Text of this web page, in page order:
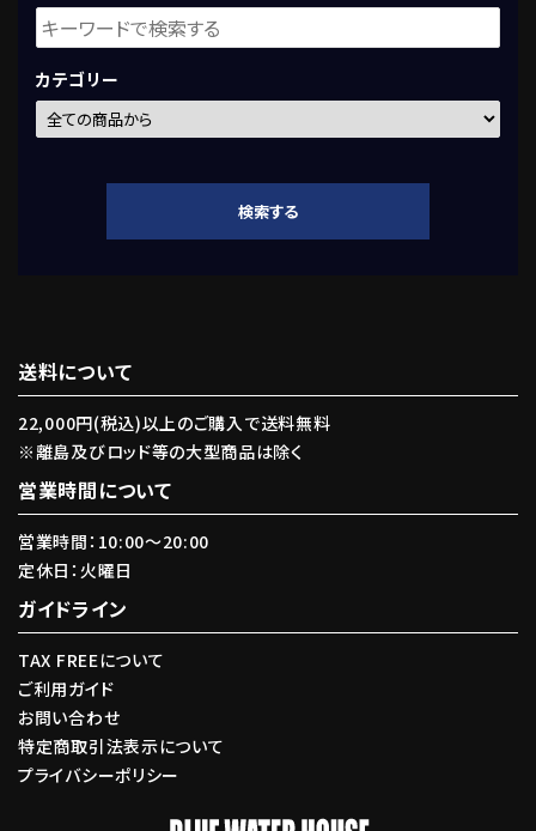
カテゴリー
検索する
キーワード
カテゴリー
送料について
22,000円(税込)以上のご購入で送料無料
※離島及びロッド等の大型商品は除く
営業時間について
営業時間：10:00〜20:00
定休日：火曜日
ガイドライン
TAX FREEについて
ご利用ガイド
お問い合わせ
特定商取引法表示について
プライバシーポリシー